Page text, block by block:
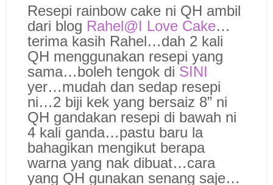
Resepi rainbow cake ni QH ambil
dari blog Rahel@I Love Cake…
terima kasih Rahel…dah 2 kali
QH menggunakan resepi yang
sama…boleh tengok di SINI
yer…mudah dan sedap resepi
ni…2 biji kek yang bersaiz 8” ni
QH gandakan resepi di bawah ni
4 kali ganda…pastu baru la
bahagikan mengikut berapa
warna yang nak dibuat…cara
yang QH gunakan senang saje…